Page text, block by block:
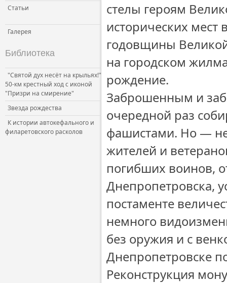
Статьи
Галерея
Библиотека
"Святой дух несёт на крыльях!"
50-км крестный ход с иконой
"Призри на смирение"
Звезда рождества
К истории автокефального и
филаретовского расколов
стелы героям
исторических мест
годовщины
на городском
рождение.
Заброшенным и
очередной раз
фашистами. Но — не
жителей и
погибших воинов,
Днепропетровска,
постаменте
немного
без оружия и с
Днепропетровске
Реконструкция